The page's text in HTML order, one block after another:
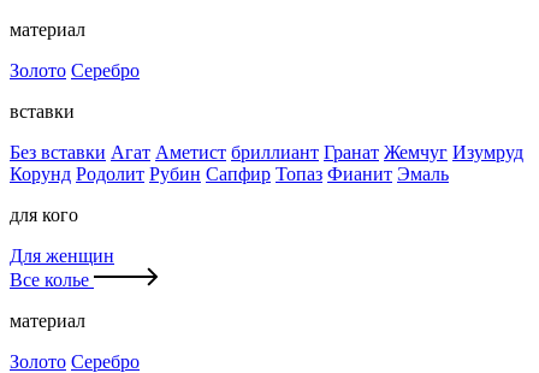
материал
Золото Серебро
вставки
Без вставки Агат Аметист бриллиант Гранат Жемчуг Изумруд
Корунд Родолит Рубин Сапфир Топаз Фианит Эмаль
для кого
Для женщин
Все колье
материал
Золото Серебро